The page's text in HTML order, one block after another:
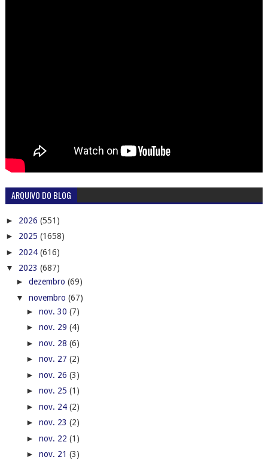
ARQUIVO DO BLOG
► 2026 (551)
► 2025 (1658)
► 2024 (616)
▼ 2023 (687)
► dezembro (69)
▼ novembro (67)
► nov. 30 (7)
► nov. 29 (4)
► nov. 28 (6)
► nov. 27 (2)
► nov. 26 (3)
► nov. 25 (1)
► nov. 24 (2)
► nov. 23 (2)
► nov. 22 (1)
► nov. 21 (3)